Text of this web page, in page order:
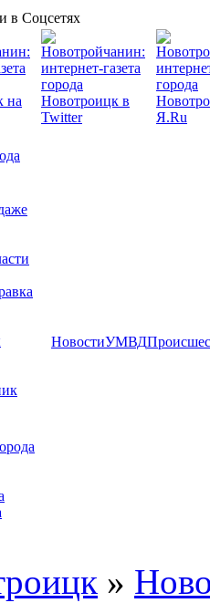
в Соцсетях
НовостиУМВД
»